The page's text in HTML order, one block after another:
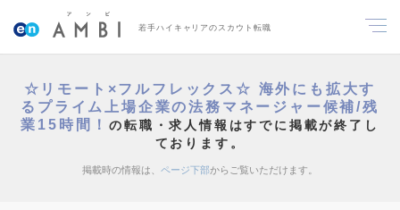
若手ハイキャリアのスカウト転職
☆リモート×フルフレックス☆ 海外にも拡大す
るプライム上場企業の法務マネージャー候補/残
業15時間！の転職・求人情報はすでに掲載が終了し
ております。
掲載時の情報は、 ページ下部からご覧いただけます。